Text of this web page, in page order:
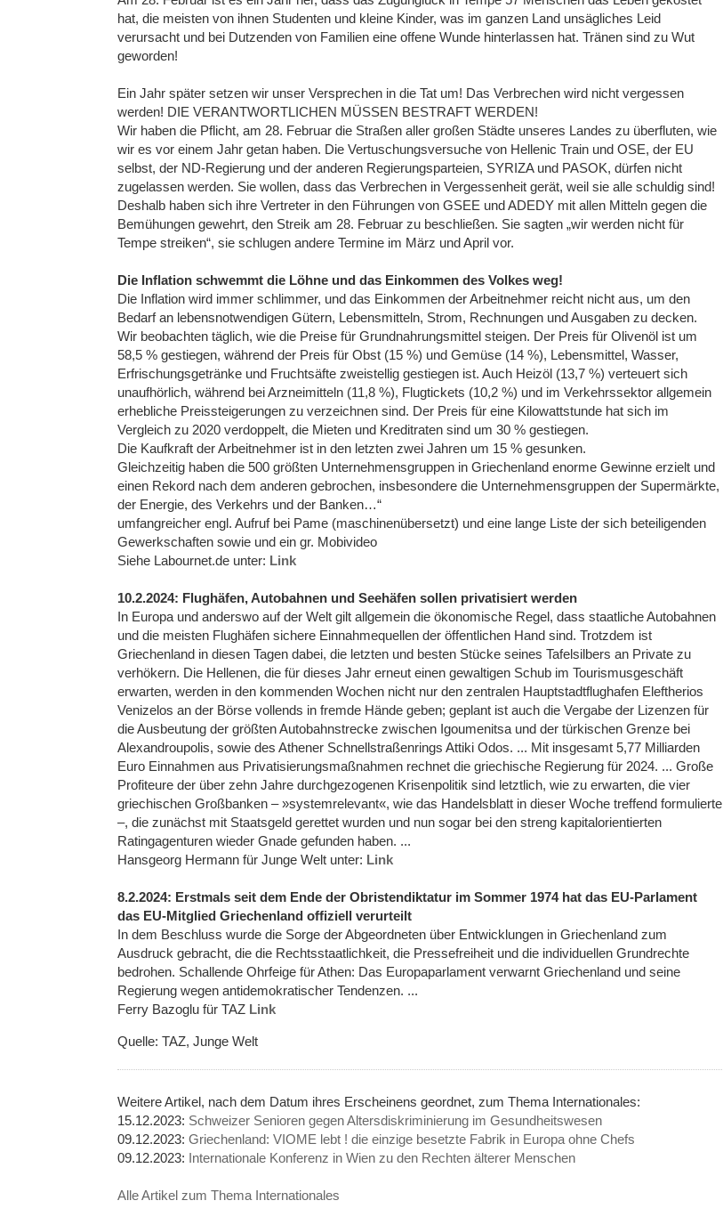
hat, die meisten von ihnen Studenten und kleine Kinder, was im ganzen Land unsägliches Leid
verursacht und bei Dutzenden von Familien eine offene Wunde hinterlassen hat. Tränen sind zu Wut
geworden!
Ein Jahr später setzen wir unser Versprechen in die Tat um! Das Verbrechen wird nicht vergessen
werden! DIE VERANTWORTLICHEN MÜSSEN BESTRAFT WERDEN!
Wir haben die Pflicht, am 28. Februar die Straßen aller großen Städte unseres Landes zu überfluten, wie
wir es vor einem Jahr getan haben. Die Vertuschungsversuche von Hellenic Train und OSE, der EU
selbst, der ND-Regierung und der anderen Regierungsparteien, SYRIZA und PASOK, dürfen nicht
zugelassen werden. Sie wollen, dass das Verbrechen in Vergessenheit gerät, weil sie alle schuldig sind!
Deshalb haben sich ihre Vertreter in den Führungen von GSEE und ADEDY mit allen Mitteln gegen die
Bemühungen gewehrt, den Streik am 28. Februar zu beschließen. Sie sagten „wir werden nicht für
Tempe streiken“, sie schlugen andere Termine im März und April vor.
Die Inflation schwemmt die Löhne und das Einkommen des Volkes weg!
Die Inflation wird immer schlimmer, und das Einkommen der Arbeitnehmer reicht nicht aus, um den
Bedarf an lebensnotwendigen Gütern, Lebensmitteln, Strom, Rechnungen und Ausgaben zu decken.
Wir beobachten täglich, wie die Preise für Grundnahrungsmittel steigen. Der Preis für Olivenöl ist um
58,5 % gestiegen, während der Preis für Obst (15 %) und Gemüse (14 %), Lebensmittel, Wasser,
Erfrischungsgetränke und Fruchtsäfte zweistellig gestiegen ist. Auch Heizöl (13,7 %) verteuert sich
unaufhörlich, während bei Arzneimitteln (11,8 %), Flugtickets (10,2 %) und im Verkehrssektor allgemein
erhebliche Preissteigerungen zu verzeichnen sind. Der Preis für eine Kilowattstunde hat sich im
Vergleich zu 2020 verdoppelt, die Mieten und Kreditraten sind um 30 % gestiegen.
Die Kaufkraft der Arbeitnehmer ist in den letzten zwei Jahren um 15 % gesunken.
Gleichzeitig haben die 500 größten Unternehmensgruppen in Griechenland enorme Gewinne erzielt und
einen Rekord nach dem anderen gebrochen, insbesondere die Unternehmensgruppen der Supermärkte,
der Energie, des Verkehrs und der Banken…“
umfangreicher engl. Aufruf bei Pame (maschinenübersetzt) und eine lange Liste der sich beteiligenden
Gewerkschaften sowie und ein gr. Mobivideo
Siehe Labournet.de unter: Link
10.2.2024: Flughäfen, Autobahnen und Seehäfen sollen privatisiert werden
In Europa und anderswo auf der Welt gilt allgemein die ökonomische Regel, dass staatliche Autobahnen
und die meisten Flughäfen sichere Einnahmequellen der öffentlichen Hand sind. Trotzdem ist
Griechenland in diesen Tagen dabei, die letzten und besten Stücke seines Tafelsilbers an Private zu
verhökern. Die Hellenen, die für dieses Jahr erneut einen gewaltigen Schub im Tourismusgeschäft
erwarten, werden in den kommenden Wochen nicht nur den zentralen Hauptstadtflughafen Eleftherios
Venizelos an der Börse vollends in fremde Hände geben; geplant ist auch die Vergabe der Lizenzen für
die Ausbeutung der größten Autobahnstrecke zwischen Igoumenitsa und der türkischen Grenze bei
Alexandroupolis, sowie des Athener Schnellstraßenrings Attiki Odos. ... Mit insgesamt 5,77 Milliarden
Euro Einnahmen aus Privatisierungsmaßnahmen rechnet die griechische Regierung für 2024. ... Große
Profiteure der über zehn Jahre durchgezogenen Krisenpolitik sind letztlich, wie zu erwarten, die vier
griechischen Großbanken – »systemrelevant«, wie das Handelsblatt in dieser Woche treffend formulierte
–, die zunächst mit Staatsgeld gerettet wurden und nun sogar bei den streng kapitalorientierten
Ratingagenturen wieder Gnade gefunden haben. ...
Hansgeorg Hermann für Junge Welt unter: Link
8.2.2024: Erstmals seit dem Ende der Obristendiktatur im Sommer 1974 hat das EU-Parlament
das EU-Mitglied Griechenland offiziell verurteilt
In dem Beschluss wurde die Sorge der Abgeordneten über Entwicklungen in Griechenland zum
Ausdruck gebracht, die die Rechtsstaatlichkeit, die Pressefreiheit und die individuellen Grundrechte
bedrohen. Schallende Ohrfeige für Athen: Das Europaparlament verwarnt Griechenland und seine
Regierung wegen antidemokratischer Tendenzen. ...
Ferry Bazoglu für TAZ Link
Quelle: TAZ, Junge Welt
Weitere Artikel, nach dem Datum ihres Erscheinens geordnet, zum Thema Internationales:
15.12.2023: Schweizer Senioren gegen Altersdiskriminierung im Gesundheitswesen
09.12.2023: Griechenland: VIOME lebt ! die einzige besetzte Fabrik in Europa ohne Chefs
09.12.2023: Internationale Konferenz in Wien zu den Rechten älterer Menschen
Alle Artikel zum Thema Internationales